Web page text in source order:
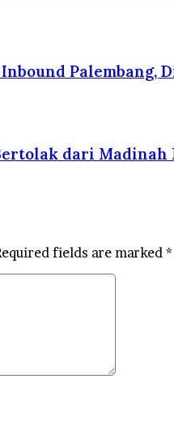
Palembang,
dari
fields are marked *